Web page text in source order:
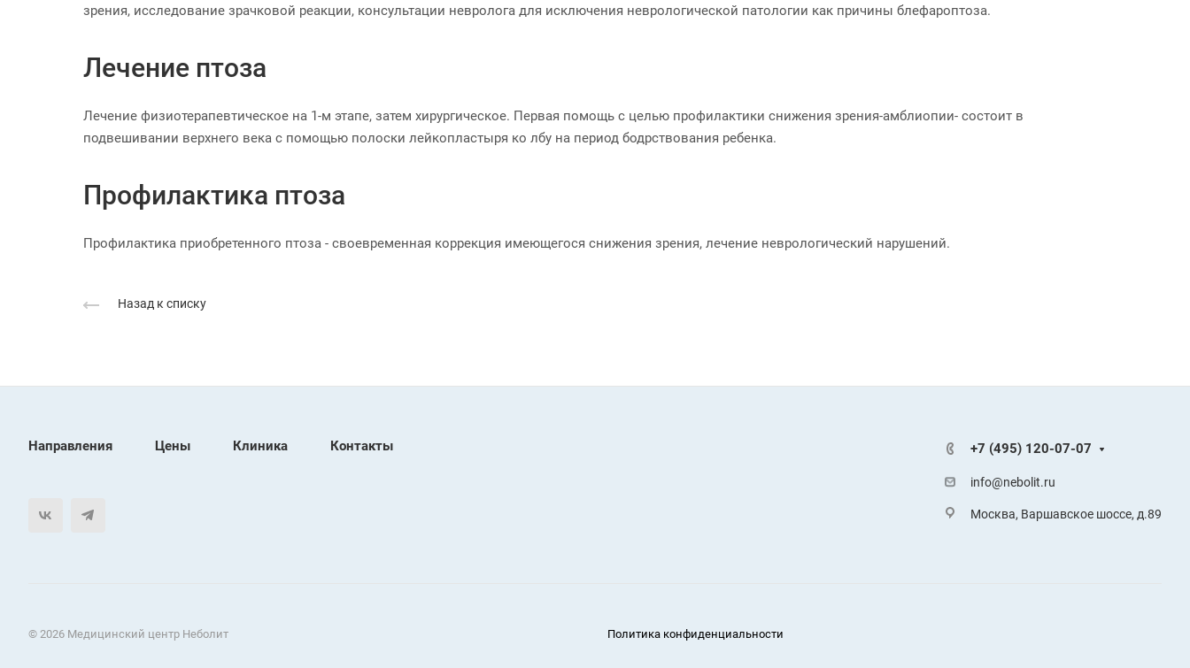
зрения, исследование зрачковой реакции, консультации невролога для исключения неврологической патологии как причины блефароптоза.
Лечение птоза
Лечение физиотерапевтическое на 1-м этапе, затем хирургическое. Первая помощь с целью профилактики снижения зрения-амблиопии- состоит в
подвешивании верхнего века с помощью полоски лейкопластыря ко лбу на период бодрствования ребенка.
Профилактика птоза
Профилактика приобретенного птоза - своевременная коррекция имеющегося снижения зрения, лечение неврологический нарушений.
Назад к списку
Направления Цены Клиника Контакты +7 (495) 120-07-07
info@nebolit.ru
Москва, Варшавское шоссе, д.89
© 2026 Медицинский центр Неболит Политика конфиденциальности